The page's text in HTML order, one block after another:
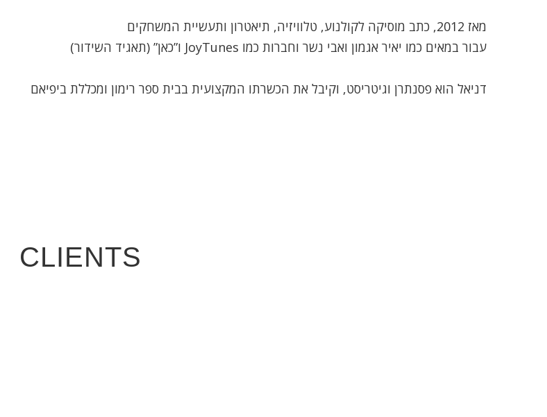
מאז 2012, כתב מוסיקה לקולנוע, טלוויזיה, תיאטרון ותעשיית המשחקים
עבור במאים כמו יאיר אגמון ואבי נשר וחברות כמו JoyTunes ו”כאן” (תאגיד השידור)
דניאל הוא פסנתרן וגיטריסט, וקיבל את הכשרתו המקצועית בבית ספר רימון ומכללת ביפיאם
CLIENTS